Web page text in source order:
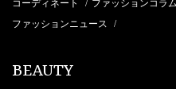
コーディネート / ファッションコラム
ファッションニュース /
BEAUTY